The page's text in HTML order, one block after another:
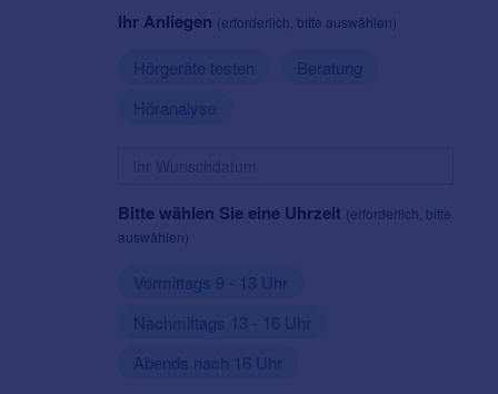
Ihr Anliegen (erforderlich, bitte auswählen)
Hörgeräte testen
Beratung
Höranalyse
Bitte wählen Sie eine Uhrzeit (erforderlich, bitte
auswählen)
Vormittags 9 - 13 Uhr
Nachmittags 13 - 16 Uhr
Abends nach 16 Uhr